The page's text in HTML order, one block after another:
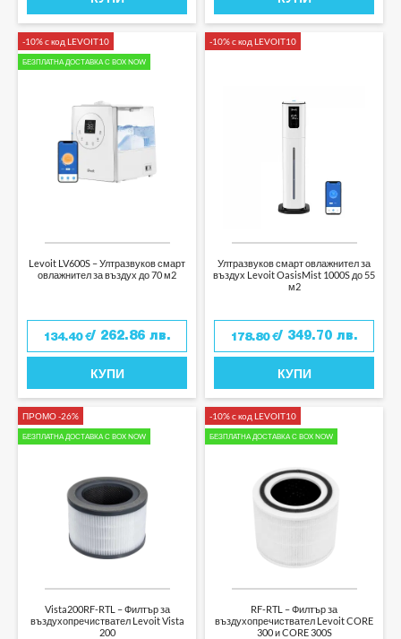
-10% с код LEVOIT10
БЕЗПЛАТНА ДОСТАВКА С BOX NOW
Levoit LV600S – Ултразвуков смарт
овлажнител за въздух до 70 м2
134.40€/ 262.86 лв.
КУПИ
-10% с код LEVOIT10
Ултразвуков смарт овлажнител за
въздух Levoit OasisMist 1000S до 55
м2
178.80€/ 349.70 лв.
КУПИ
ПРОМО -26%
БЕЗПЛАТНА ДОСТАВКА С BOX NOW
Vista200RF-RTL – Филтър за
въздухопречиствател Levoit Vista
200
-10% с код LEVOIT10
БЕЗПЛАТНА ДОСТАВКА С BOX NOW
RF-RTL – Филтър за
въздухопречиствател Levoit CORE
300 и CORE 300S